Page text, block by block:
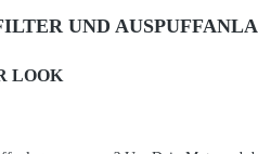
UND
LOOK